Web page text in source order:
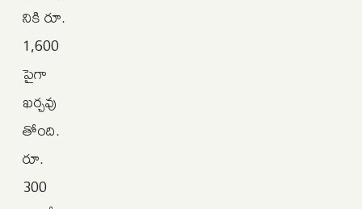
నికి రూ.
1,600
పైగా
ఖర్చవు
తోంది.
రూ.
300